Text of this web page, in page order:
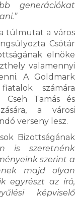
generációkat
túlmutat a város
Csótár
elnöke
valamennyi
A Goldmark
számára
Cseh Tamás és
a városi
verseny lesz.
Bizottságának
is szeretnénk
szerint a
majd olyan
egyrészt az író,
képviselő